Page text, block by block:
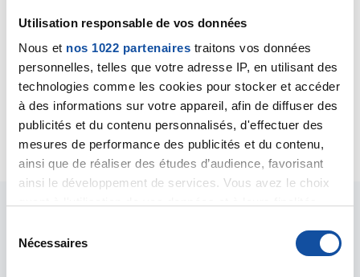
Utilisation responsable de vos données
Nous et nos 1022 partenaires traitons vos données
personnelles, telles que votre adresse IP, en utilisant des
technologies comme les cookies pour stocker et accéder
à des informations sur votre appareil, afin de diffuser des
publicités et du contenu personnalisés, d'effectuer des
mesures de performance des publicités et du contenu,
ainsi que de réaliser des études d’audience, favorisant
ainsi le développement de services. Vous avez le choix
tout moment en consultant la Déclaration relative aux
cookies ou en cliquant sur l'icône de confidentialité.
Nécessaires
hypervascularisée de l'utérus mais de quoi s'agit-il
précisément ? Quel es le diagnostic posé par les
médecins ?
Cordialement
Dr A.Marceau
Citer